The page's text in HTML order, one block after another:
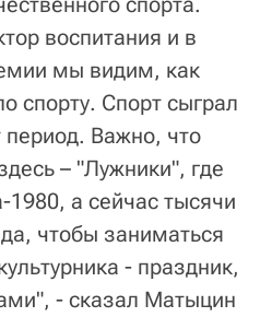
воспитания и в
мы видим, как
спорту. Спорт сыграл
период. Важно, что
– "Лужники", где
а сейчас тысячи
чтобы заниматься
- праздник,
- сказал Матыцин